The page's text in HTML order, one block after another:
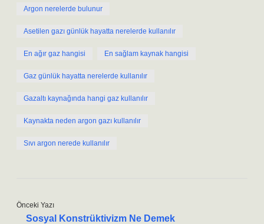
Argon nerelerde bulunur
Asetilen gazı günlük hayatta nerelerde kullanılır
En ağır gaz hangisi En sağlam kaynak hangisi
Gaz günlük hayatta nerelerde kullanılır
Gazaltı kaynağında hangi gaz kullanılır
Kaynakta neden argon gazı kullanılır
Sıvı argon nerede kullanılır
Önceki Yazı
Sosyal Konstrüktivizm Ne Demek